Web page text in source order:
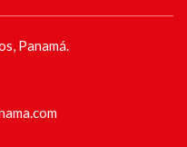
Panamá.